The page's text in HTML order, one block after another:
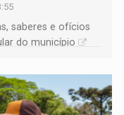
saberes e ofícios
do município